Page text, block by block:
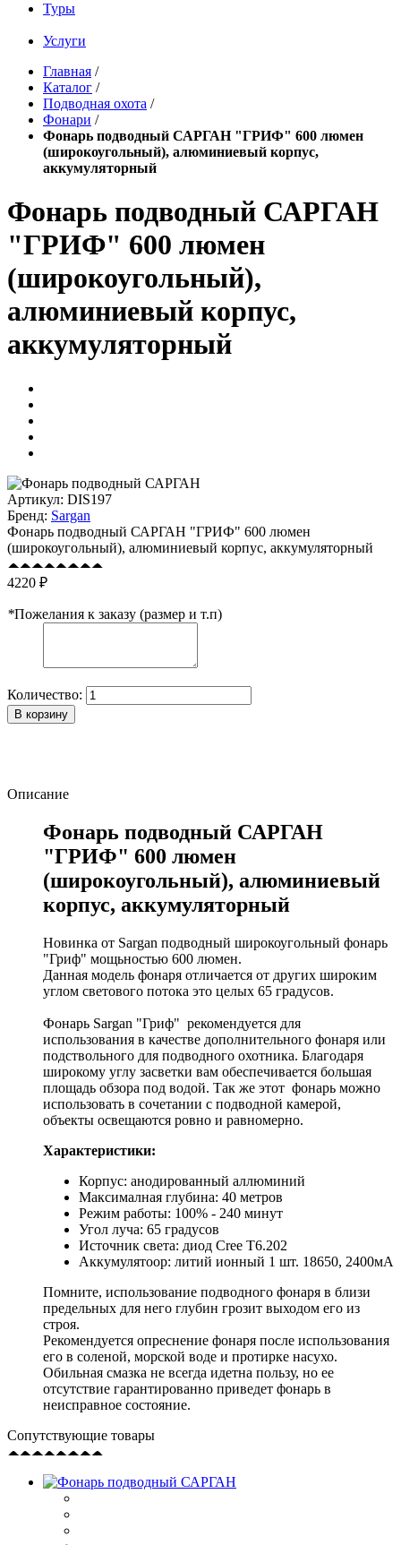
Туры
Услуги
Главная /
Каталог /
Подводная охота /
Фонари /
Фонарь подводный САРГАН "ГРИФ" 600 люмен
(широкоугольный), алюминиевый корпус,
аккумуляторный
Фонарь подводный САРГАН
"ГРИФ" 600 люмен
(широкоугольный),
алюминиевый корпус,
аккумуляторный
Артикул: DIS197
Бренд: Sargan
Фонарь подводный САРГАН "ГРИФ" 600 люмен
(широкоугольный), алюминиевый корпус, аккумуляторный
4220 ₽
*Пожелания к заказу (размер и т.п)
Количество:
В корзину
Описание
Фонарь подводный САРГАН
"ГРИФ" 600 люмен
(широкоугольный), алюминиевый
корпус, аккумуляторный
Новинка от Sargan подводный широкоугольный фонарь
"Гриф" мощьностью 600 люмен.
Данная модель фонаря отличается от других широким
углом светового потока это целых 65 градусов.
Фонарь Sargan "Гриф" рекомендуется для
использования в качестве дополнительного фонаря или
подствольного для подводного охотника. Благодаря
широкому углу засветки вам обеспечивается большая
площадь обзора под водой. Так же этот фонарь можно
использовать в сочетании с подводной камерой,
объекты освещаются ровно и равномерно.
Характеристики:
Корпус: анодированный аллюминий
Максималная глубина: 40 метров
Режим работы: 100% - 240 минут
Угол луча: 65 градусов
Источник света: диод Cree T6.202
Аккумулятоор: литий ионный 1 шт. 18650, 2400мА
Помните, использование подводного фонаря в близи
предельных для него глубин грозит выходом его из
строя.
Рекомендуется опреснение фонаря после использования
его в соленой, морской воде и протирке насухо.
Обильная смазка не всегда идетна пользу, но ее
отсутствие гарантированно приведет фонарь в
неисправное состояние.
Сопутствующие товары